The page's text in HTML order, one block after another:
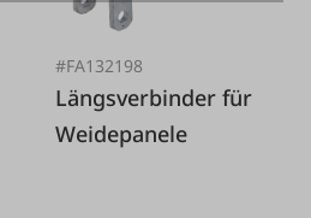
#FA132198
Längsverbinder für
Weidepanele